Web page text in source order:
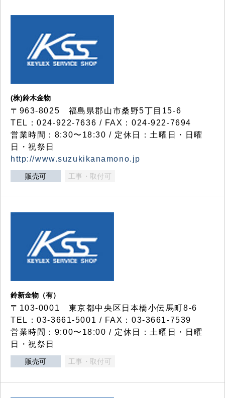
(株)鈴木金物
〒963-8025 福島県郡山市桑野5丁目15-6
TEL：024-922-7636 / FAX：024-922-7694
営業時間：8:30〜18:30 / 定休日：土曜日・日曜
日・祝祭日
http://www.suzukikanamono.jp
販売可 工事・取付可
鈴新金物（有）
〒103-0001 東京都中央区日本橋小伝馬町8-6
TEL：03-3661-5001 / FAX：03-3661-7539
営業時間：9:00〜18:00 / 定休日：土曜日・日曜
日・祝祭日
販売可 工事・取付可